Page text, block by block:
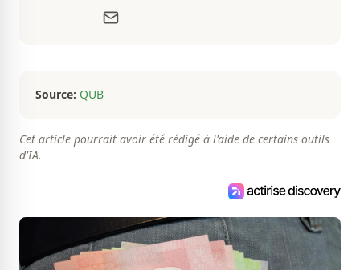
actualités. Autant intéressé par les
Source: QUB
Cet article pourrait avoir été rédigé à l'aide de certains outils
d'IA.